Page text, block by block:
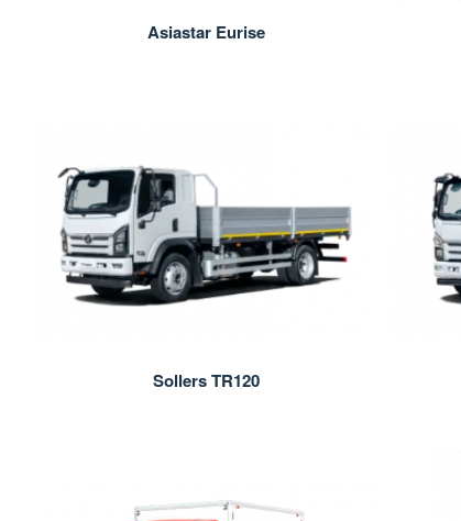
Asiastar Eurise
Sollers TR120